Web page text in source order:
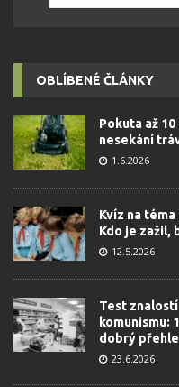
OBLÍBENÉ ČLÁNKY
Pokuta až
nesekání
1.6.2026
Kvíz na
Kdo je zažil,
12.5.2026
Test
komunismu:
dobrý
23.6.2026